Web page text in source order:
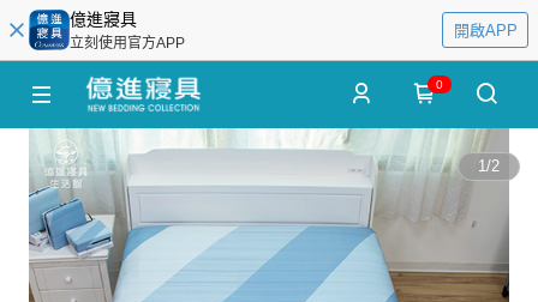
億進寢具
立刻使用官方APP
開啟APP
0
1/2